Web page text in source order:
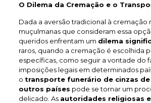
O Dilema da Cremação e o
Dada a aversão tradicional à cremação
muçulmanas que consideram essa
queridos enfrentam um dilema
raros, quando a cremação é escolhida
específicas, como seguir a vontade do
imposições legais em determinados
o transporte funerário de cinzas de
outros países pode se tornar um
delicado. As autoridades religiosas